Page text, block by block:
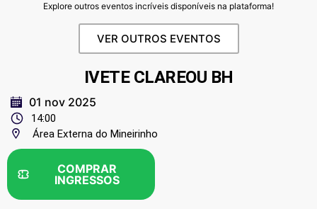
Explore outros eventos incríveis disponíveis na plataforma!
VER OUTROS EVENTOS
IVETE CLAREOU BH
01 nov 2025
14:00
Área Externa do Mineirinho
COMPRAR
INGRESSOS